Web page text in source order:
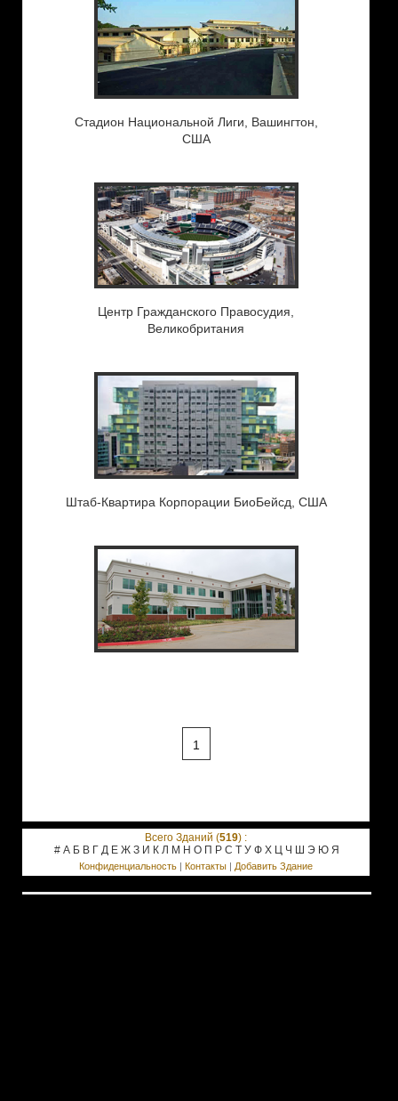
Стадион Национальной Лиги, Вашингтон,
США
Центр Гражданского Правосудия,
Великобритания
Штаб-Квартира Корпорации БиоБейсд, США
1
Всего Зданий (519) :
# А Б В Г Д Е Ж З И К Л М Н О П Р С Т У Ф Х Ц Ч Ш Э Ю Я
Конфиденциальность |Контакты | Добавить Здание